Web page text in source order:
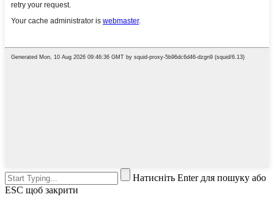
Натисніть Enter для пошуку або
ESC щоб закрити